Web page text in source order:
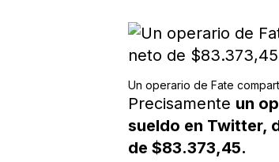
Un operario de Fate
Precisamente un
sueldo en Twitter,
de $83.373,45.